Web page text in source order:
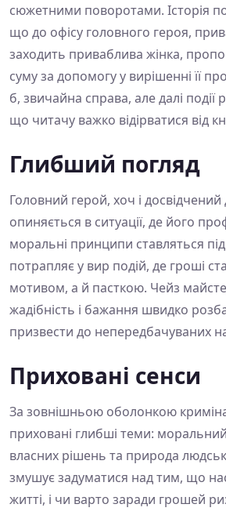
сюжетними поворотами. Історія
що до офісу головного героя,
заходить приваблива жінка,
суму за допомогу у вирішенні її
б, звичайна справа, але далі події
що читачу важко відірватися від
Глибший погляд
Головний герой, хоч і досвідчений
опиняється в ситуації, де його
моральні принципи ставляться під
потрапляє у вир подій, де гроші
мотивом, а й пасткою. Чейз
жадібність і бажання швидко
призвести до непередбачуваних
Приховані сенси
За зовнішньою оболонкою
приховані глибші теми: моральний
власних рішень та природа
змушує задуматися над тим, що
житті, і чи варто заради грошей